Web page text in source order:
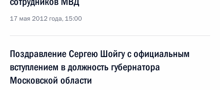
17 мая 2012 года, 15:00
Поздравление Сергею Шойгу с официальным
вступлением в должность губернатора
Московской области